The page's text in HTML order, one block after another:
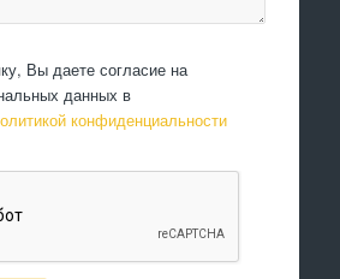
Вы даете согласие на
данных в
конфиденциальности